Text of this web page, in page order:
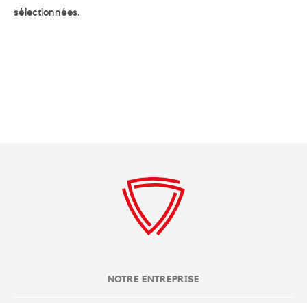
sélectionnées.
NOTRE ENTREPRISE